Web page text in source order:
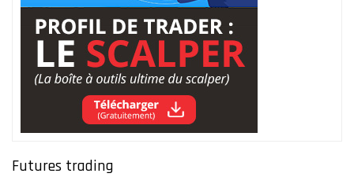
Futures trading